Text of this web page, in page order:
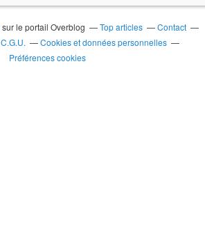
sur le portail Overblog Top articles
Contact
C.G.U.
Cookies et données personnelles
Préférences cookies